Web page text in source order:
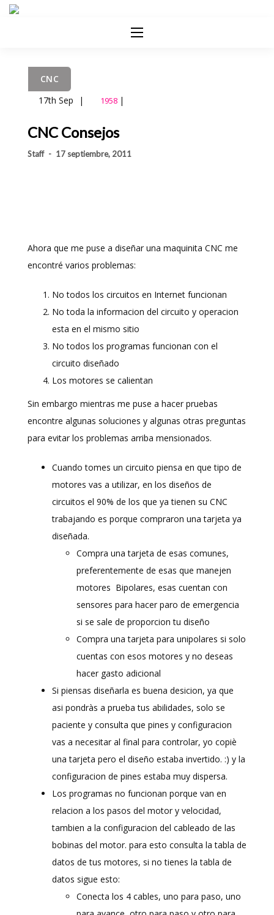
CNC
17th Sep
| 1958 |
CNC Consejos
Staff - 17 septiembre, 2011
Ahora que me puse a diseñar una maquinita CNC me
encontré varios problemas:
No todos los circuitos en Internet funcionan
No toda la informacion del circuito y operacion
esta en el mismo sitio
No todos los programas funcionan con el
circuito diseñado
Los motores se calientan
Sin embargo mientras me puse a hacer pruebas
encontre algunas soluciones y algunas otras preguntas
para evitar los problemas arriba mensionados.
Cuando tomes un circuito piensa en que tipo de
motores vas a utilizar, en los diseños de
circuitos el 90% de los que ya tienen su CNC
trabajando es porque compraron una tarjeta ya
diseñada.
Compra una tarjeta de esas comunes,
preferentemente de esas que manejen
motores Bipolares, esas cuentan con
sensores para hacer paro de emergencia
si se sale de proporcion tu diseño
Compra una tarjeta para unipolares si solo
cuentas con esos motores y no deseas
hacer gasto adicional
Si piensas diseñarla es buena desicion, ya que
asi pondràs a prueba tus abilidades, solo se
paciente y consulta que pines y configuracion
vas a necesitar al final para controlar, yo copiè
una tarjeta pero el diseño estaba invertido. :) y la
configuracion de pines estaba muy dispersa.
Los programas no funcionan porque van en
relacion a los pasos del motor y velocidad,
tambien a la configuracion del cableado de las
bobinas del motor. para esto consulta la tabla de
datos de tus motores, si no tienes la tabla de
datos sigue esto:
Conecta los 4 cables, uno para paso, uno